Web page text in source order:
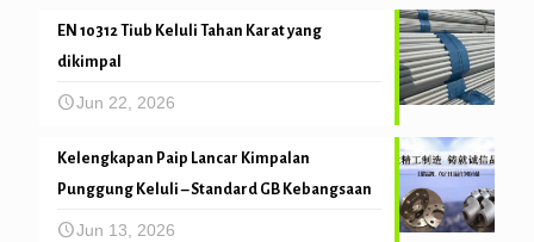
EN 10312 Tiub Keluli Tahan Karat yang
dikimpal
Jun 22, 2026
Kelengkapan Paip Lancar Kimpalan
Punggung Keluli – Standard GB Kebangsaan
Jun 13, 2026